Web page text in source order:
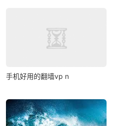
手机好用的翻墙vp n